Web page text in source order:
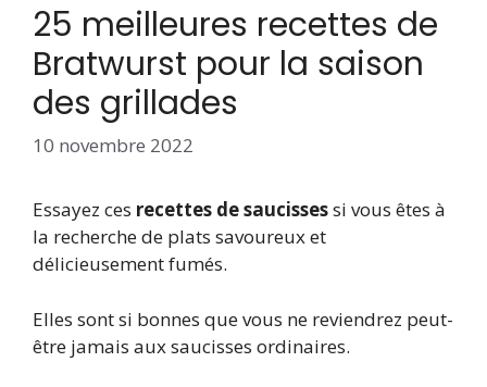
25 meilleures recettes de
Bratwurst pour la saison
des grillades
10 novembre 2022
Essayez ces recettes de saucissessi vous êtes à
la recherche de plats savoureux et
délicieusement fumés.
Elles sont si bonnes que vous ne reviendrez peut-
être jamais aux saucisses ordinaires.